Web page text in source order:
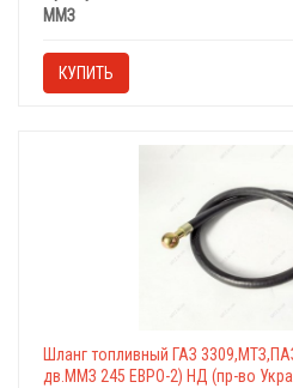
ММЗ
КУПИТЬ
Шланг топливный ГАЗ
дв.ММЗ 245 ЕВРО-2) НД (пр-во